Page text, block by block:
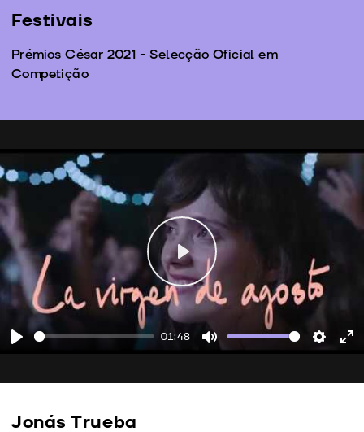
Festivais
Prémios César 2021 - Selecção Oficial em
Competição
01:48
Mute
Play
Jonás Trueba